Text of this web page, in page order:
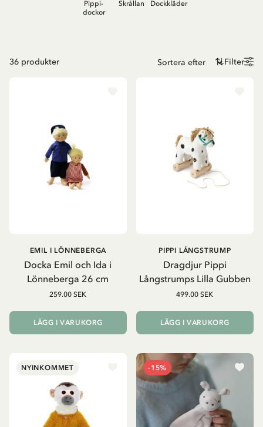
Pippi-
dockor
Skrållan Dockkläder
36 produkter Filter
Docka Emil och Ida i
Lönneberga 26 cm
EMIL I LÖNNEBERGA
259.00 SEK
LÄGG I VARUKORG
Dragdjur Pippi
Långstrumps Lilla Gubben
PIPPI LÅNGSTRUMP
499.00 SEK
LÄGG I VARUKORG
NYINKOMMET -15%